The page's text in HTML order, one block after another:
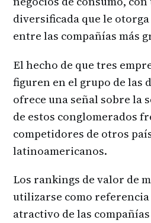
diversificada que le
entre las compañías más
El hecho de que tres
figuren en el grupo de las
ofrece una señal sobre la
de estos conglomerados
competidores de otros
latinoamericanos.
Los rankings de valor de
utilizarse como
atractivo de las